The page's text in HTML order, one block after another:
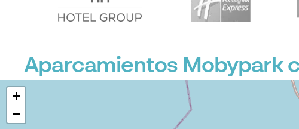
Aparcamientos Mobypark
+
−